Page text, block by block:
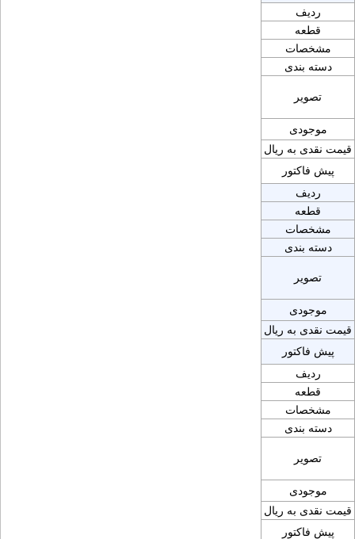
ردیف
قطعه
مشخصات
دسته بندی
تصویر
موجودی
قیمت نقدی به ریال
پیش فاکتور
ردیف
قطعه
مشخصات
دسته بندی
تصویر
موجودی
قیمت نقدی به ریال
پیش فاکتور
ردیف
قطعه
مشخصات
دسته بندی
تصویر
موجودی
قیمت نقدی به ریال
پیش فاکتور